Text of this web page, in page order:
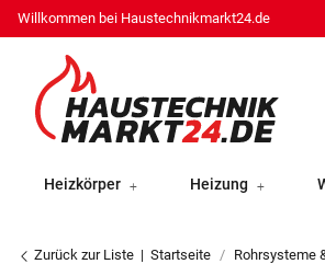
Willkommen bei Haustechnikmarkt24.de
Heizkörper Heizung
Zurück zur Liste Startseite Rohrsysteme